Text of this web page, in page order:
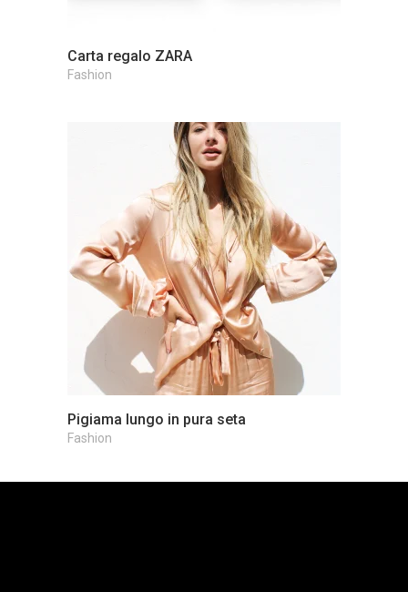
Carta regalo ZARA
Fashion
View Product
Pigiama lungo in pura seta
Fashion